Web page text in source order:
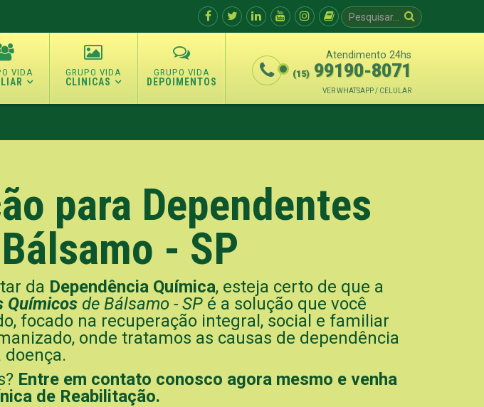
CLINICAS DEPOIMENTOS
Atendimento 24hs
(15) 99190-8071
VER WHATSAPP / CELULAR
para Dependentes
- SP
da Dependência Química, esteja certo de que a
Químicosde Bálsamo - SPé a solução que você
focado na recuperação integral, social e familiar
onde tratamos as causas de dependência
doença.
Entre em contato conosco agora mesmo e venha
de Reabilitação.